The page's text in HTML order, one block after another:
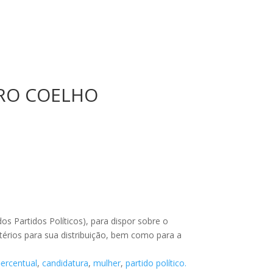
COELHO
Partidos Políticos), para dispor sobre o
para sua distribuição, bem como para a
,candidatura,mulher,partido político.